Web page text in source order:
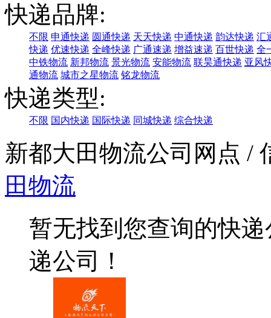
快递品牌:
不限 申通快递 圆通快递 天天快递 中通快递 韵达快递 汇
快递 优速快递 全峰快递 广通速递 增益速递 百世快递 全
中铁物流 新邦物流 景光物流 安能物流 联昊通快递 亚风
通物流 城市之星物流 铭龙物流
快递类型:
不限 国内快递 国际快递 同城快递 综合快递
新都大田物流公司网点 /
田物流
暂无找到您查询的快
递公司！